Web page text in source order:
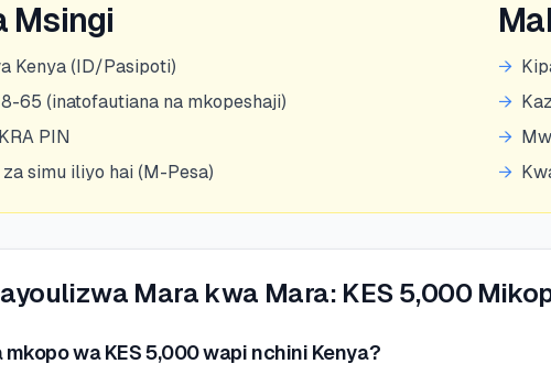
Msingi
Kenya (ID/Pasipoti)
65 (inatofautiana na mkopeshaji)
PIN
simu iliyo hai (M-Pesa)
→
→
→
→
Mara kwa Mara: KES 5,000
wa KES 5,000 wapi nchini Kenya?